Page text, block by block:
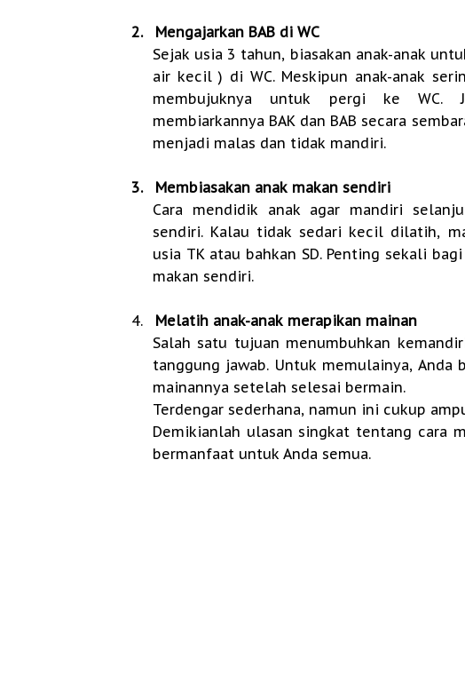
2.
Mengajarkan BAB di WC
Sejak usia 3 tahun, biasakan anak-anak
air kecil ) di WC. Meskipun anak-anak
membujuknya untuk pergi ke WC.
membiarkannya BAK dan BAB secara
menjadi malas dan tidak mandiri.
3.
Membiasakan anak makan sendiri
Cara mendidik anak agar mandiri
sendiri. Kalau tidak sedari kecil dilatih,
usia TK atau bahkan SD. Penting sekali
makan sendiri.
4.
Melatih anak-anak merapikan mainan
Salah satu tujuan menumbuhkan
tanggung jawab. Untuk memulainya,
mainannya setelah selesai bermain.
Terdengar sederhana, namun ini cukup
Demikianlah ulasan singkat tentang cara
bermanfaat untuk Anda semua.